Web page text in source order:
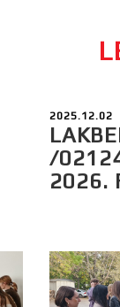
2025.12.02
/
2026.